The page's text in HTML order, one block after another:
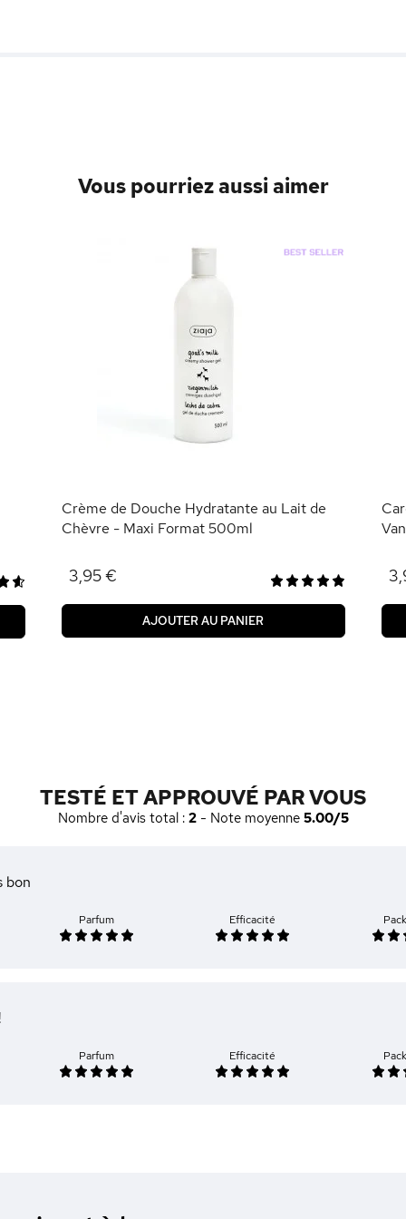
Vous pourriez aussi aimer
Crème de Douche Hydratante au Lait de
Chèvre - Maxi Format 500ml
3,95 €
AJOUTER AU PANIER
TESTÉ ET APPROUVÉ PAR VOUS
Nombre d'avis total : 2- Note moyenne 5.00/5
bon
Parfum Efficacité
Parfum Efficacité